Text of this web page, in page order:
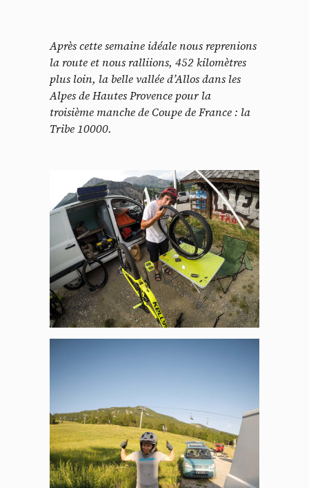
Après cette semaine idéale nous reprenions
la route et nous ralliions, 452 kilomètres
plus loin, la belle vallée d’Allos dans les
Alpes de Hautes Provence pour la
troisième manche de Coupe de France : la
Tribe 10000.
Panneau de gestion des
cookies
En autorisant ces services tiers, vous acceptez le dépôt et la
lecture de cookies et l'utilisation de technologies de suivi
nécessaires à leur bon fonctionnement.
Politique de confidentialité